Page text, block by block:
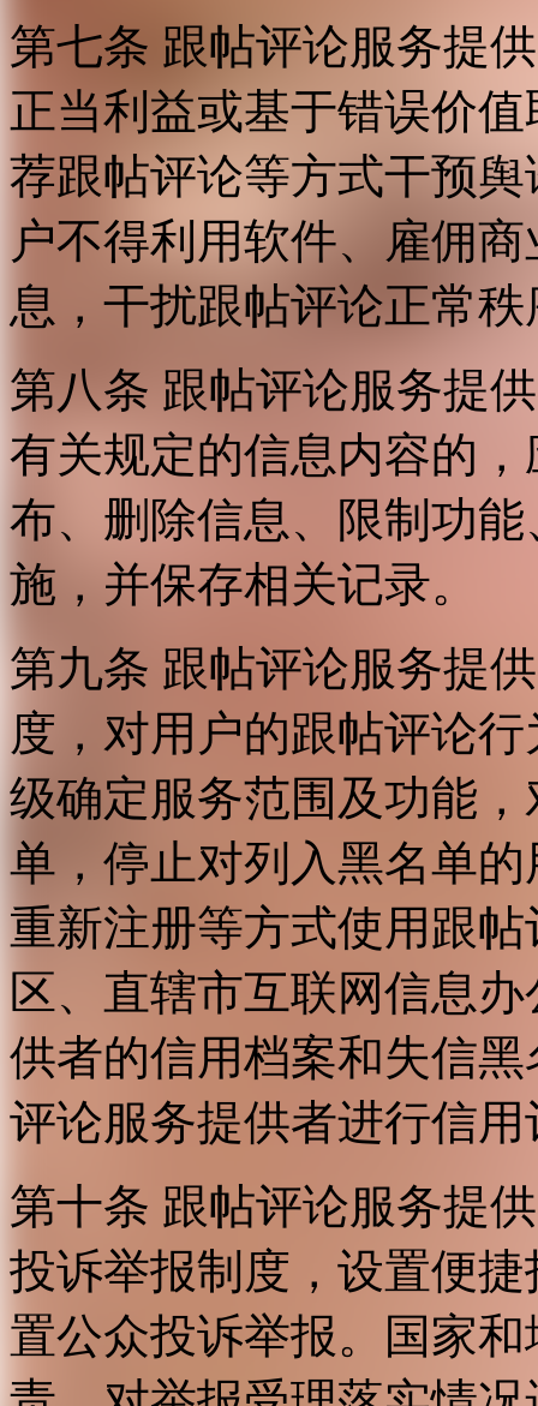
第七条 跟帖评论服务提
正当利益或基于错误价
荐跟帖评论等方式干预
户不得利用软件、雇佣
息，干扰跟帖评论正常
第八条 跟帖评论服务提
有关规定的信息内容的
布、删除信息、限制功
施，并保存相关记录。
第九条 跟帖评论服务提
度，对用户的跟帖评论
级确定服务范围及功能
单，停止对列入黑名单
重新注册等方式使用跟
区、直辖市互联网信息
供者的信用档案和失信
评论服务提供者进行信用
第十条 跟帖评论服务提
投诉举报制度，设置便
置公众投诉举报。国家